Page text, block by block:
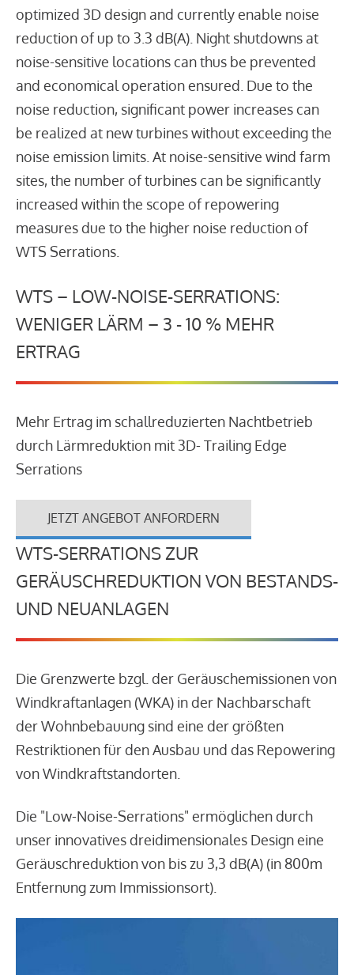
optimized 3D design and currently enable noise
reduction of up to 3.3 dB(A). Night shutdowns at
noise-sensitive locations can thus be prevented
and economical operation ensured. Due to the
noise reduction, significant power increases can
be realized at new turbines without exceeding the
noise emission limits. At noise-sensitive wind farm
sites, the number of turbines can be significantly
increased within the scope of repowering
measures due to the higher noise reduction of
WTS Serrations.
WTS – LOW-NOISE-SERRATIONS:
WENIGER LÄRM – 3 - 10 % MEHR
ERTRAG
Mehr Ertrag im schallreduzierten Nachtbetrieb
durch Lärmreduktion mit 3D- Trailing Edge
Serrations
JETZT ANGEBOT ANFORDERN
WTS-SERRATIONS ZUR
GERÄUSCHREDUKTION VON BESTANDS-
UND NEUANLAGEN
Die Grenzwerte bzgl. der Geräuschemissionen von
Windkraftanlagen (WKA) in der Nachbarschaft
der Wohnbebauung sind eine der größten
Restriktionen für den Ausbau und das Repowering
von Windkraftstandorten.
Die "Low-Noise-Serrations" ermöglichen durch
unser innovatives dreidimensionales Design eine
Geräuschreduktion von bis zu 3,3 dB(A) (in 800m
Entfernung zum Immissionsort).